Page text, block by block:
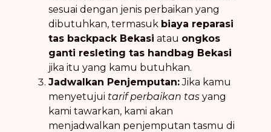
sesuai dengan jenis perbaikan yang
dibutuhkan, termasuk biaya reparasi
tas backpack Bekasi atau ongkos
ganti resleting tas handbag Bekasi
jika itu yang kamu butuhkan.
Jadwalkan Penjemputan:Jika kamu
menyetujui tarif perbaikan tas yang
kami tawarkan, kami akan
menjadwalkan penjemputan tasmu di